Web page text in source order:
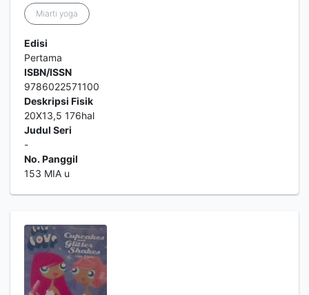
Miarti yoga
Edisi
Pertama
ISBN/ISSN
9786022571100
Deskripsi Fisik
20X13,5 176hal
Judul Seri
-
No. Panggil
153 MIA u